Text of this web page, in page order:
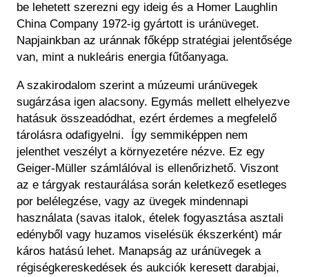
be lehetett szerezni egy ideig és a Homer Laughlin
China Company 1972-ig gyártott is uránüveget.
Napjainkban az uránnak főképp stratégiai jelentősége
van, mint a nukleáris energia fűtőanyaga.
A szakirodalom szerint a múzeumi uránüvegek
sugárzása igen alacsony. Egymás mellett elhelyezve
hatásuk összeadódhat, ezért érdemes a megfelelő
tárolásra odafigyelni. Így semmiképpen nem
jelenthet veszélyt a környezetére nézve. Ez egy
Geiger-Müller számlálóval is ellenőrizhető. Viszont
az e tárgyak restaurálása során keletkező esetleges
por belélegzése, vagy az üvegek mindennapi
használata (savas italok, ételek fogyasztása asztali
edényből vagy huzamos viselésük ékszerként) már
káros hatású lehet. Manapság az uránüvegek a
régiségkereskedések és aukciók keresett darabjai,